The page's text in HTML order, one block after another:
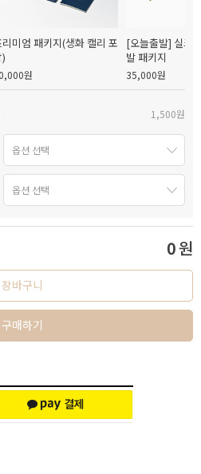
미엄 패키지(생화 캘리 포
원
[오늘출발] 실크
발 패키지
35,000원
1,500원
0원
장바구니
구매하기